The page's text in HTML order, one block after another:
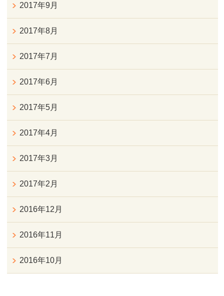
2017年9月
2017年8月
2017年7月
2017年6月
2017年5月
2017年4月
2017年3月
2017年2月
2016年12月
2016年11月
2016年10月